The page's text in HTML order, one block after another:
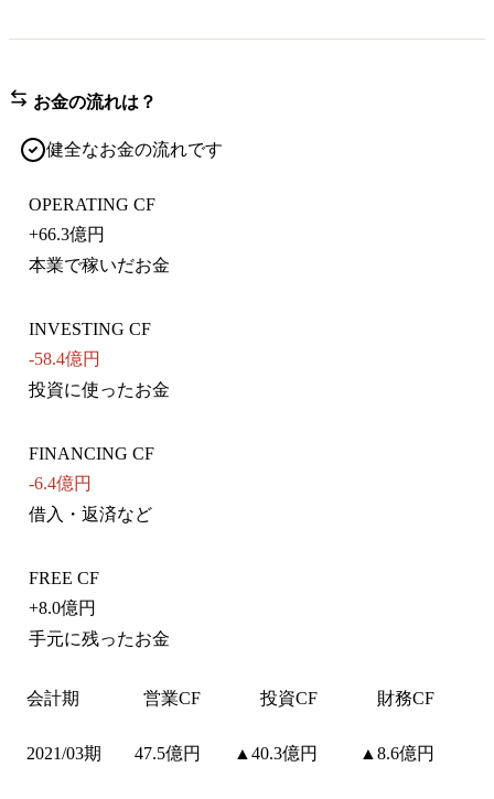
お金の流れは？
健全なお金の流れです
OPERATING CF
+66.3億円
本業で稼いだお金
INVESTING CF
-58.4億円
投資に使ったお金
FINANCING CF
-6.4億円
借入・返済など
FREE CF
+8.0億円
手元に残ったお金
会計期 営業CF 投資CF 財務CF
2021/03期 47.5億円 ▲40.3億円 ▲8.6億円